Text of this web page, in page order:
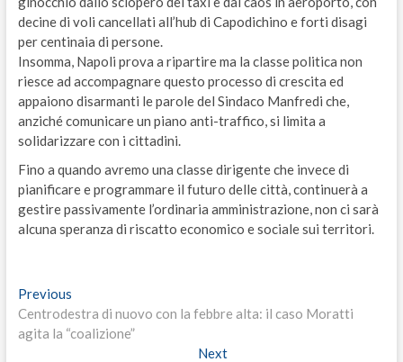
decine di voli cancellati all’hub di Capodichino e forti disagi
per centinaia di persone.
Insomma, Napoli prova a ripartire ma la classe politica non
riesce ad accompagnare questo processo di crescita ed
appaiono disarmanti le parole del Sindaco Manfredi che,
anziché comunicare un piano anti-traffico, si limita a
solidarizzare con i cittadini.
Fino a quando avremo una classe dirigente che invece di
pianificare e programmare il futuro delle città, continuerà a
gestire passivamente l’ordinaria amministrazione, non ci sarà
alcuna speranza di riscatto economico e sociale sui territori.
Navigazione
articoli
PreviousPrevious
post:
Centrodestra di nuovo con la febbre alta: il caso Moratti
agita la “coalizione”
NextNext